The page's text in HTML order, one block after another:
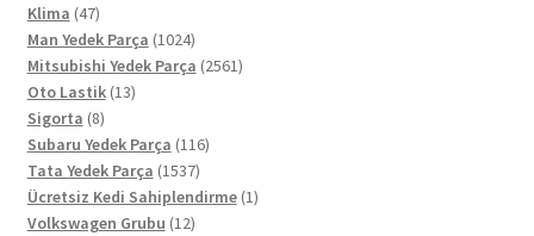
Klima 4747
ürün
Man Yedek Parça 10241024
ürün
Mitsubishi Yedek Parça 25612561
Oto Lastik 1313
Sigorta 88
ürün
Subaru Yedek Parça 116116
Tata Yedek Parça 15371537
ürün
Ücretsiz Kedi Sahiplendirme 11
Volkswagen Grubu 1212